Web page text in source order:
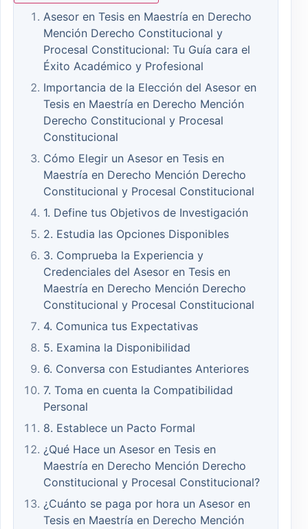
Asesor en Tesis en Maestría en Derecho
Mención Derecho Constitucional y
Procesal Constitucional: Tu Guía cara el
Éxito Académico y Profesional
Importancia de la Elección del Asesor en
Tesis en Maestría en Derecho Mención
Derecho Constitucional y Procesal
Constitucional
Cómo Elegir un Asesor en Tesis en
Maestría en Derecho Mención Derecho
Constitucional y Procesal Constitucional
1. Define tus Objetivos de Investigación
2. Estudia las Opciones Disponibles
3. Comprueba la Experiencia y
Credenciales del Asesor en Tesis en
Maestría en Derecho Mención Derecho
Constitucional y Procesal Constitucional
4. Comunica tus Expectativas
5. Examina la Disponibilidad
6. Conversa con Estudiantes Anteriores
7. Toma en cuenta la Compatibilidad
Personal
8. Establece un Pacto Formal
¿Qué Hace un Asesor en Tesis en
Maestría en Derecho Mención Derecho
Constitucional y Procesal Constitucional?
¿Cuánto se paga por hora un Asesor en
Tesis en Maestría en Derecho Mención